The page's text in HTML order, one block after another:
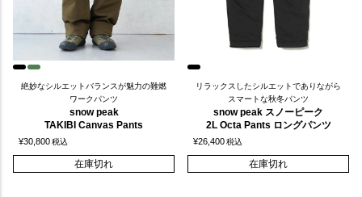
絶妙なシルエットバランスが魅力の難燃
ワークパンツ
snow peak
TAKIBI Canvas Pants
¥30,800税込
在庫切れ
リラックスしたシルエットでありながら
スマートな秋冬パンツ
snow peak スノーピーク
2L Octa Pants ロングパンツ
¥26,400税込
在庫切れ